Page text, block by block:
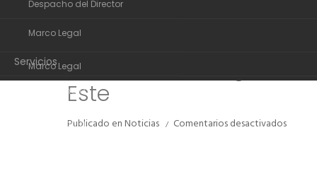
Organigrama
Despacho del Director
Marco Legal
Transparencia
Despacho del Director
Marco Legal
Servicios
Transparencia
Polideportivo Isabelita
en Santo Domingo
Este
Publicado enNoticias Comentarios desactivadosen